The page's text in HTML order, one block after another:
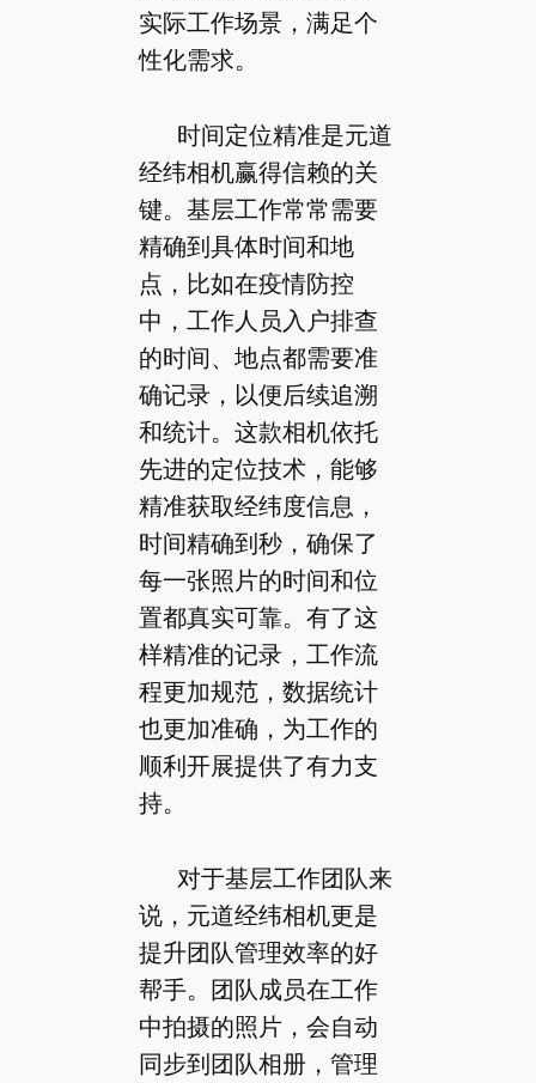
实际工作场景，满足个
性化需求。
时间定位精准是元道
经纬相机赢得信赖的关
键。基层工作常常需要
精确到具体时间和地
点，比如在疫情防控
中，工作人员入户排查
的时间、地点都需要准
确记录，以便后续追溯
和统计。这款相机依托
先进的定位技术，能够
精准获取经纬度信息，
时间精确到秒，确保了
每一张照片的时间和位
置都真实可靠。有了这
样精准的记录，工作流
程更加规范，数据统计
也更加准确，为工作的
顺利开展提供了有力支
持。
对于基层工作团队来
说，元道经纬相机更是
提升团队管理效率的好
帮手。团队成员在工作
中拍摄的照片，会自动
同步到团队相册，管理